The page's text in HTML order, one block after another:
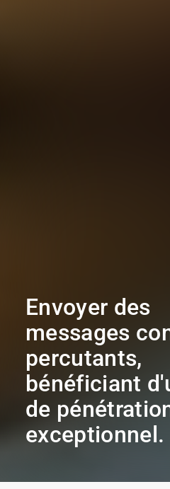
Envoyer des
messages
percutants,
bénéficiant
de
exceptionnel.